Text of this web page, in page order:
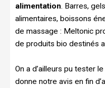
alimentation. Barres,
alimentaires, boissons
de massage : Meltonic
de produits bio destinés
On a d’ailleurs pu tester le
donne notre avis en fin